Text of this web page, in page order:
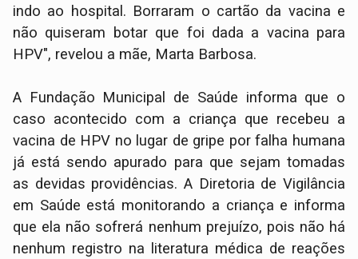
indo ao hospital. Borraram o cartão da vacina e
não quiseram botar que foi dada a vacina para
HPV", revelou a mãe, Marta Barbosa.
A Fundação Municipal de Saúde informa que o
caso acontecido com a criança que recebeu a
vacina de HPV no lugar de gripe por falha humana
já está sendo apurado para que sejam tomadas
as devidas providências. A Diretoria de Vigilância
em Saúde está monitorando a criança e informa
que ela não sofrerá nenhum prejuízo, pois não há
nenhum registro na literatura médica de reações